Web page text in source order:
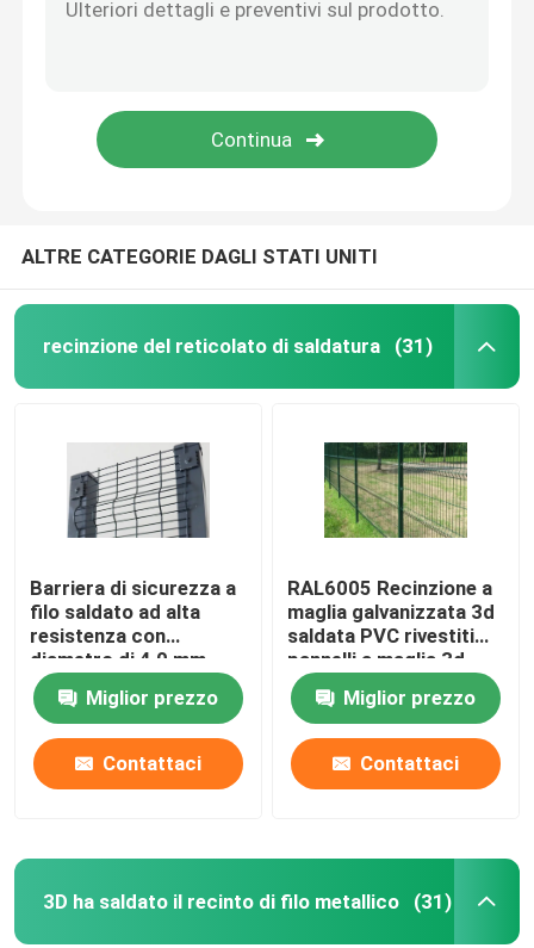
ALTRE CATEGORIE DAGLI STATI UNITI
recinzione del reticolato di saldatura (31)
Barriera di sicurezza a
filo saldato ad alta
resistenza con
diametro di 4,0 mm
Miglior prezzo
Contattaci
RAL6005 Recinzione a
maglia galvanizzata 3d
saldata PVC rivestiti
pannelli a maglia 3d
Miglior prezzo
Contattaci
3D ha saldato il recinto di filo metallico (31)